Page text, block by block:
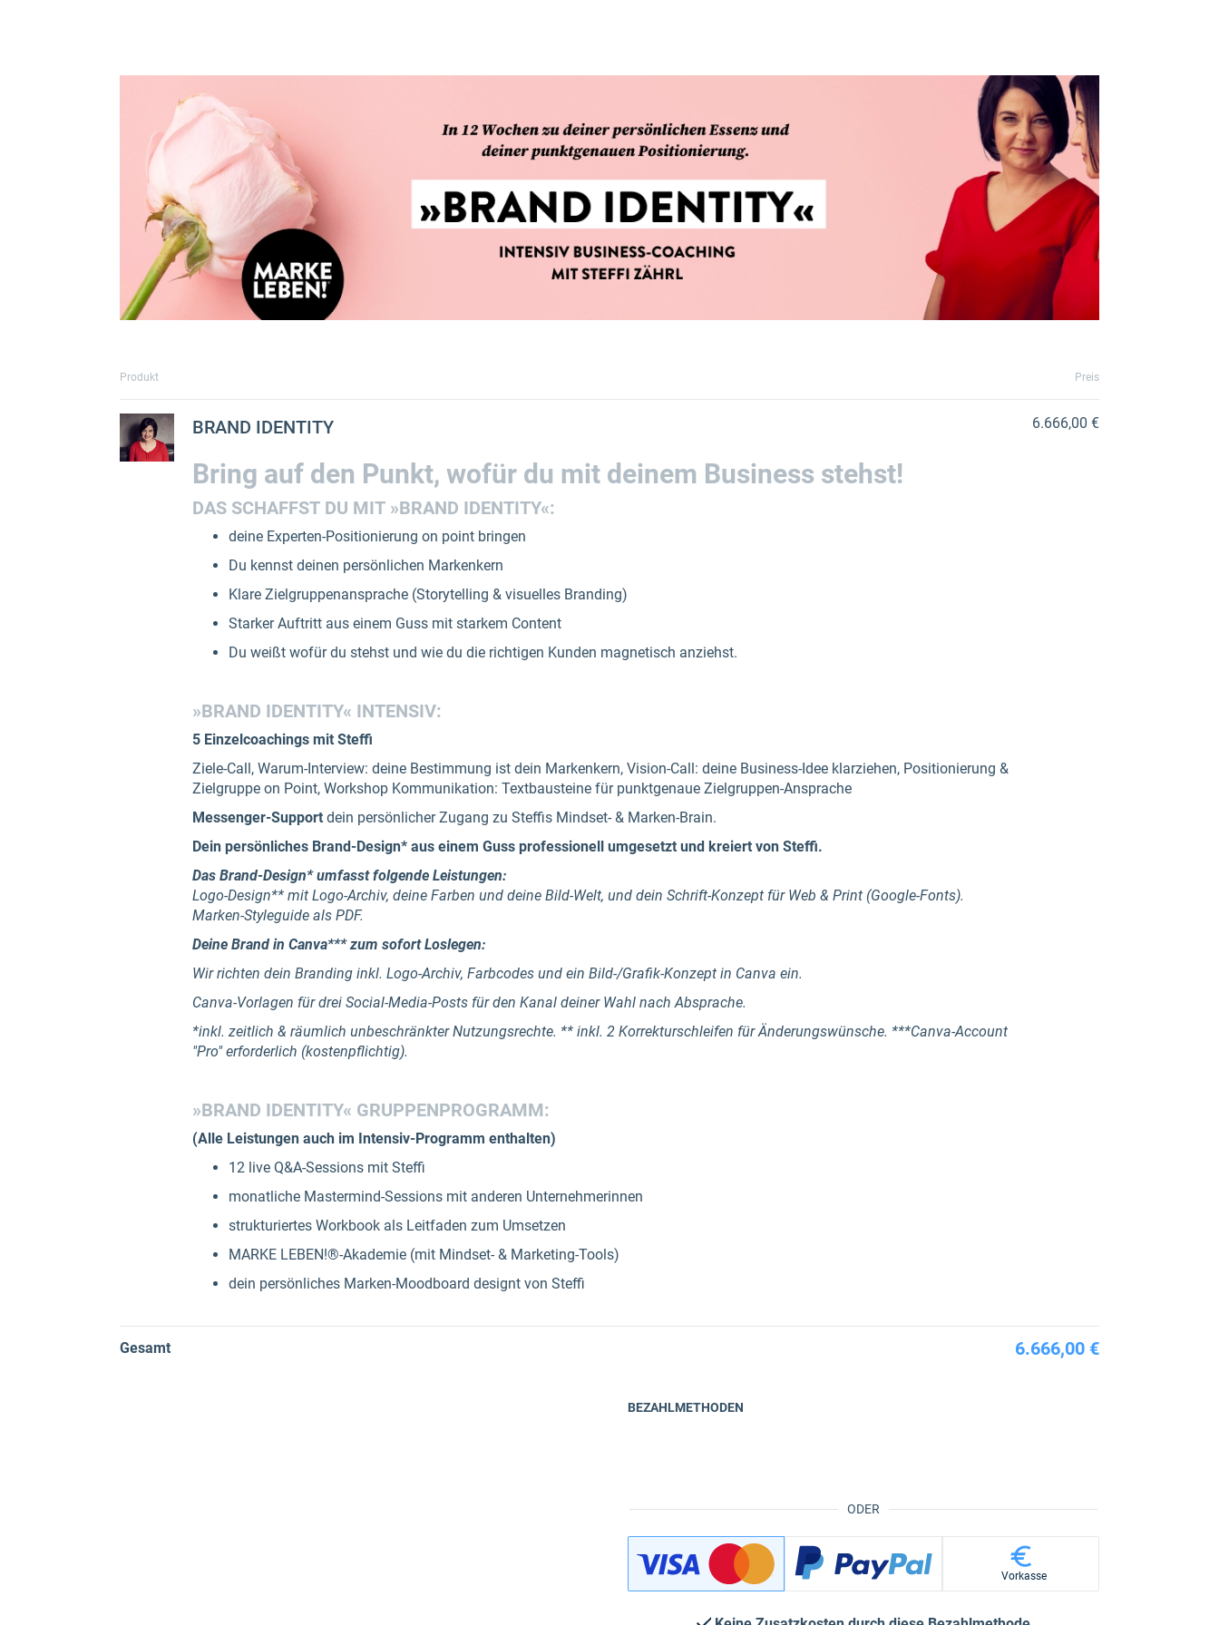
Produkt Preis
BRAND IDENTITY
Bring auf den Punkt, wofür du mit deinem Business stehst!
DAS SCHAFFST DU MIT »BRAND IDENTITY«:
deine Experten-Positionierung on point bringen
Du kennst deinen persönlichen Markenkern
Klare Zielgruppenansprache (Storytelling & visuelles Branding)
Starker Auftritt aus einem Guss mit starkem Content
Du weißt wofür du stehst und wie du die richtigen Kunden magnetisch anziehst.
»BRAND IDENTITY« INTENSIV:
5 Einzelcoachings mit Steffi
Ziele-Call, Warum-Interview: deine Bestimmung ist dein Markenkern, Vision-Call: deine Business-Idee klarziehen, Positionierung &
Zielgruppe on Point, Workshop Kommunikation: Textbausteine für punktgenaue Zielgruppen-Ansprache
Messenger-Support dein persönlicher Zugang zu Steffis Mindset- & Marken-Brain.
Dein persönliches Brand-Design* aus einem Guss professionell umgesetzt und kreiert von Steffi.
Das Brand-Design* umfasst folgende Leistungen:
Logo-Design** mit Logo-Archiv, deine Farben und deine Bild-Welt, und dein Schrift-Konzept für Web & Print (Google-Fonts).
Marken-Styleguide als PDF.
Deine Brand in Canva*** zum sofort Loslegen:
Wir richten dein Branding inkl. Logo-Archiv, Farbcodes und ein Bild-/Grafik-Konzept in Canva ein.
Canva-Vorlagen für drei Social-Media-Posts für den Kanal deiner Wahl nach Absprache.
*inkl. zeitlich & räumlich unbeschränkter Nutzungsrechte. ** inkl. 2 Korrekturschleifen für Änderungswünsche. ***Canva-Account
"Pro" erforderlich (kostenpflichtig).
»BRAND IDENTITY« GRUPPENPROGRAMM:
(Alle Leistungen auch im Intensiv-Programm enthalten)
12 live Q&A-Sessions mit Steffi
monatliche Mastermind-Sessions mit anderen Unternehmerinnen
strukturiertes Workbook als Leitfaden zum Umsetzen
MARKE LEBEN!®-Akademie (mit Mindset- & Marketing-Tools)
dein persönliches Marken-Moodboard designt von Steffi
6.666,00 €
Gesamt 6.666,00 €
ODER
BEZAHLMETHODEN
Vorkasse